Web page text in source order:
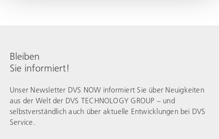
Bleiben
Sie informiert!
Unser Newsletter DVS NOW informiert Sie über Neuigkeiten
aus der Welt der DVS TECHNOLOGY GROUP – und
selbstverständlich auch über aktuelle Entwicklungen bei DVS
Service.